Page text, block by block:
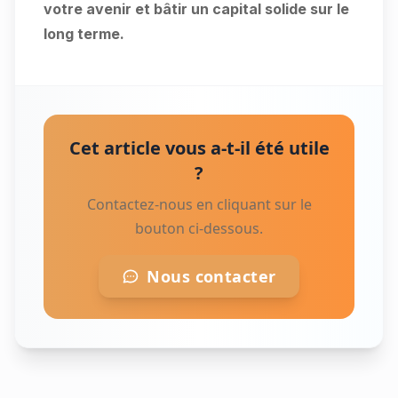
votre avenir et bâtir un capital solide sur le
long terme.
Cet article vous a-t-il été utile
?
Contactez-nous en cliquant sur le
bouton ci-dessous.
Nous contacter